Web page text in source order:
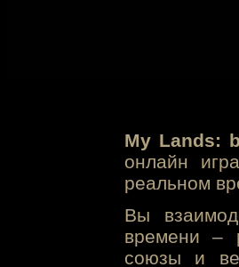
My Lands:
онлайн
реальном
Вы
времени –
союзы и